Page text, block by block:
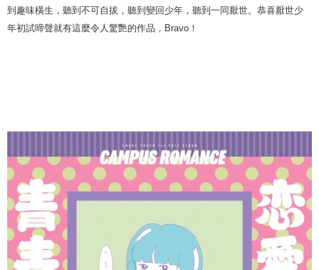
到趣味橫生，聽到不可自拔，聽到變回少年，聽到一同厭世。恭喜厭世少
年初試啼聲就有這麼令人驚艷的作品， Bravo ！